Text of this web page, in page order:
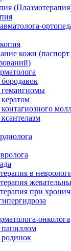
кожи
гемангиомы
в
при
онколога
папиллом
родинок